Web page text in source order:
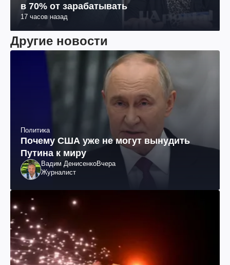
в 70% от зарабатывать
17 часов назад
Другие новости
Политика
Почему США уже не могут вынудить
Путина к миру
Вадим ДенисенкоВчера
Журналист